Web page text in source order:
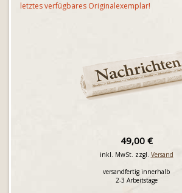
letztes verfügbares Originalexemplar!
49,00 €
inkl. MwSt. zzgl. Versand
versandfertig innerhalb
2-3 Arbeitstage